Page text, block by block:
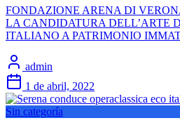
FONDAZIONE ARENA DI
LA CANDIDATURA DELL’ARTE
ITALIANO A PATRIMONIO
admin
1 de abril, 2022
Sin categoría